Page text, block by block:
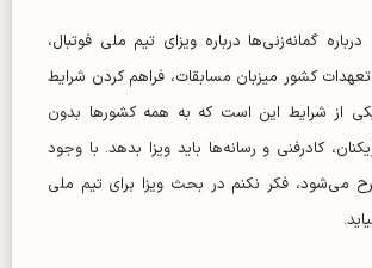
درباره گمانه‌زنی‌ها درباره ویزای تیم ملی فوتبال،
تعهدات کشور میزبان مسابقات، فراهم کردن شرایط
از شرایط این است که به همه کشورها بدون
کادرفنی و رسانه‌ها باید ویزا بدهد. با وجود
می‌شود، فکر نکنم در بحث ویزا برای تیم ملی